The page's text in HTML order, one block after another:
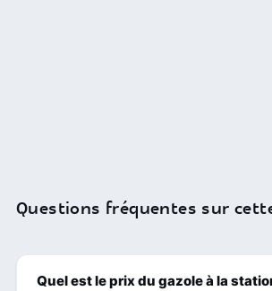
Questions fréquentes sur
Quel est le prix du gazole à la